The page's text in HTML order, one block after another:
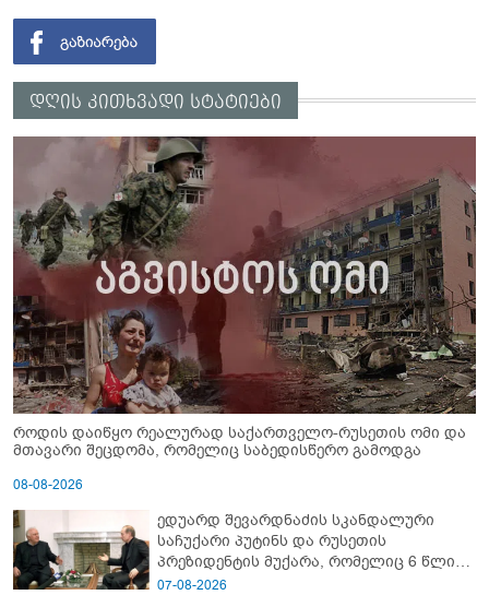
დღის კითხვადი სტატიები
როდის დაიწყო რეალურად საქართველო-რუსეთის ომი და
მთავარი შეცდომა, რომელიც საბედისწერო გამოდგა
08-08-2026
ედუარდ შევარდნაძის სკანდალური
საჩუქარი პუტინს და რუსეთის
პრეზიდენტის მუქარა, რომელიც 6 წლის
შემდეგ აასრულა
07-08-2026